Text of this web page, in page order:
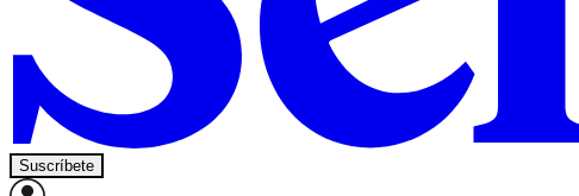
Suscríbete